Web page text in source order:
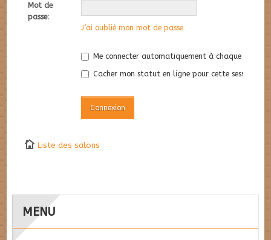
Mot de
passe:
J’ai oublié mon mot de passe
Me connecter automatiquement à chaque visite
Cacher mon statut en ligne pour cette session
Liste des salons
MENU